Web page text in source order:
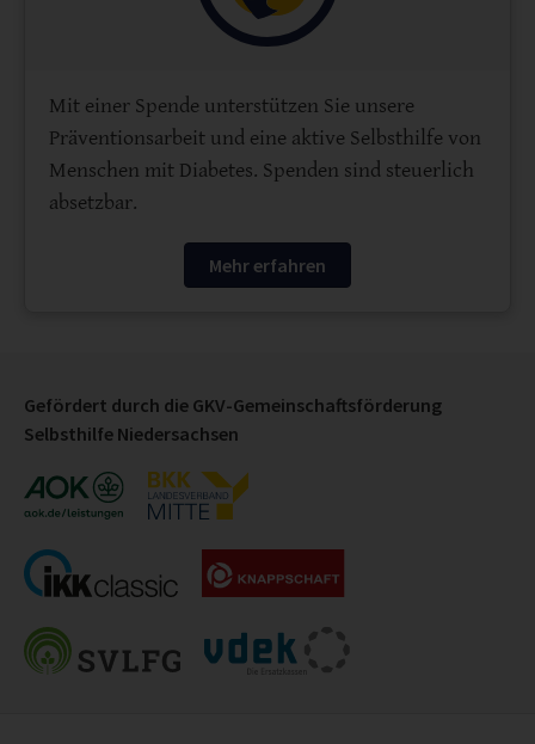
Mit einer Spende unterstützen Sie unsere
Präventionsarbeit und eine aktive Selbsthilfe von
Menschen mit Diabetes. Spenden sind steuerlich
absetzbar.
Mehr erfahren
Gefördert durch die GKV-Gemeinschaftsförderung
Selbsthilfe Niedersachsen